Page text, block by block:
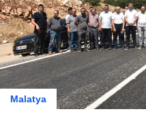
Malatya